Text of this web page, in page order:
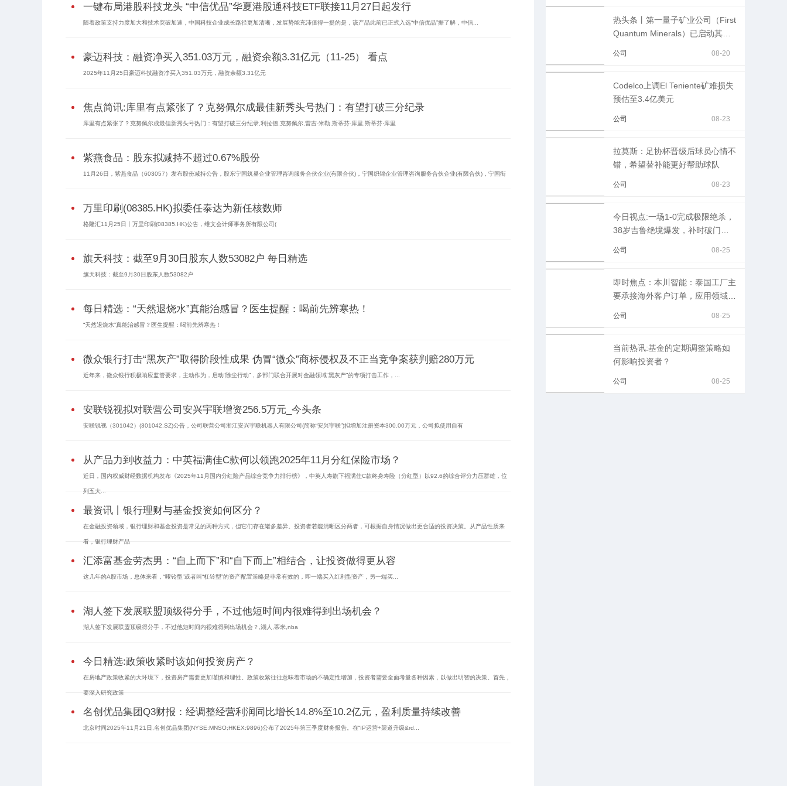
一键布局港股科技龙头 “中信优品”华夏港股通科技ETF联接11月27日起发行
随着政策支持力度加大和技术突破加速，中国科技企业成长路径更加清晰，发展势能充沛值得一提的是，该产品此前已正式入选“中信优品”据了解，中信...
豪迈科技：融资净买入351.03万元，融资余额3.31亿元（11-25） 看点
2025年11月25日豪迈科技融资净买入351.03万元，融资余额3.31亿元
焦点简讯:库里有点紧张了？克努佩尔成最佳新秀头号热门：有望打破三分纪录
库里有点紧张了？克努佩尔成最佳新秀头号热门：有望打破三分纪录,利拉德,克努佩尔,雷吉-米勒,斯蒂芬-库里,斯蒂芬·库里
紫燕食品：股东拟减持不超过0.67%股份
11月26日，紫燕食品（603057）发布股份减持公告，股东宁国筑巢企业管理咨询服务合伙企业(有限合伙)，宁国织锦企业管理咨询服务合伙企业(有限合伙)，宁国衔
万里印刷(08385.HK)拟委任泰达为新任核数师
格隆汇11月25日丨万里印刷(08385.HK)公告，维文会计师事务所有限公司(
旗天科技：截至9月30日股东人数53082户 每日精选
旗天科技：截至9月30日股东人数53082户
每日精选：“天然退烧水”真能治感冒？医生提醒：喝前先辨寒热！
“天然退烧水”真能治感冒？医生提醒：喝前先辨寒热！
微众银行打击“黑灰产”取得阶段性成果 伪冒“微众”商标侵权及不正当竞争案获判赔280万元
近年来，微众银行积极响应监管要求，主动作为，启动“除尘行动”，多部门联合开展对金融领域“黑灰产”的专项打击工作，...
安联锐视拟对联营公司安兴宇联增资256.5万元_今头条
安联锐视（301042）(301042.SZ)公告，公司联营公司浙江安兴宇联机器人有限公司(简称“安兴宇联”)拟增加注册资本300.00万元，公司拟使用自有
从产品力到收益力：中英福满佳C款何以领跑2025年11月分红保险市场？
近日，国内权威财经数据机构发布《2025年11月国内分红险产品综合竞争力排行榜》，中英人寿旗下福满佳C款终身寿险（分红型）以92.6的综合评分力压群雄，位
列五大...
最资讯丨银行理财与基金投资如何区分？
在金融投资领域，银行理财和基金投资是常见的两种方式，但它们存在诸多差异。投资者若能清晰区分两者，可根据自身情况做出更合适的投资决策。从产品性质来
看，银行理财产品
汇添富基金劳杰男：“自上而下”和“自下而上”相结合，让投资做得更从容
这几年的A股市场，总体来看，“哑铃型”或者叫“杠铃型”的资产配置策略是非常有效的，即一端买入红利型资产，另一端买...
湖人签下发展联盟顶级得分手，不过他短时间内很难得到出场机会？
湖人签下发展联盟顶级得分手，不过他短时间内很难得到出场机会？,湖人,蒂米,nba
今日精选:政策收紧时该如何投资房产？
在房地产政策收紧的大环境下，投资房产需要更加谨慎和理性。政策收紧往往意味着市场的不确定性增加，投资者需要全面考量各种因素，以做出明智的决策。首先，
要深入研究政策
名创优品集团Q3财报：经调整经营利润同比增长14.8%至10.2亿元，盈利质量持续改善
北京时间2025年11月21日,名创优品集团(NYSE:MNSO;HKEX:9896)公布了2025年第三季度财务报告。在“IP运营+渠道升级&rd...
热头条丨第一量子矿业公司（First
Quantum Minerals）已启动其在
公司 08-20
Codelco上调El Teniente矿难损失
预估至3.4亿美元
公司 08-23
拉莫斯：足协杯晋级后球员心情不
错，希望替补能更好帮助球队
公司 08-23
今日视点:一场1-0完成极限绝杀，
38岁吉鲁绝境爆发，补时破门，
公司 08-25
即时焦点：本川智能：泰国工厂主
要承接海外客户订单，应用领域以
公司 08-25
当前热讯:基金的定期调整策略如
何影响投资者？
公司 08-25